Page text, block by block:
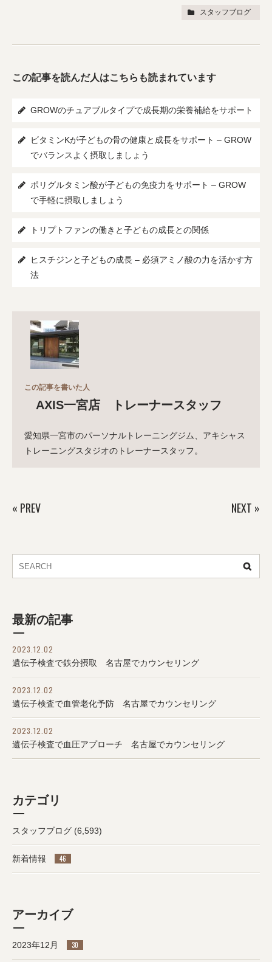
スタッフブログ
この記事を読んだ人はこちらも読まれています
GROWのチュアブルタイプで成長期の栄養補給をサポート
ビタミンKが子どもの骨の健康と成長をサポート – GROW
でバランスよく摂取しましょう
ポリグルタミン酸が子どもの免疫力をサポート – GROW
で手軽に摂取しましょう
トリプトファンの働きと子どもの成長との関係
ヒスチジンと子どもの成長 – 必須アミノ酸の力を活かす方
法
この記事を書いた人
AXIS一宮店 トレーナースタッフ
愛知県一宮市のパーソナルトレーニングジム、アキシャス
トレーニングスタジオのトレーナースタッフ。
« PREV NEXT »
最新の記事
2023.12.02
遺伝子検査で鉄分摂取 名古屋でカウンセリング
2023.12.02
遺伝子検査で血管老化予防 名古屋でカウンセリング
2023.12.02
遺伝子検査で血圧アプローチ 名古屋でカウンセリング
カテゴリ
スタッフブログ (6,593)
新着情報 46
アーカイブ
2023年12月 30